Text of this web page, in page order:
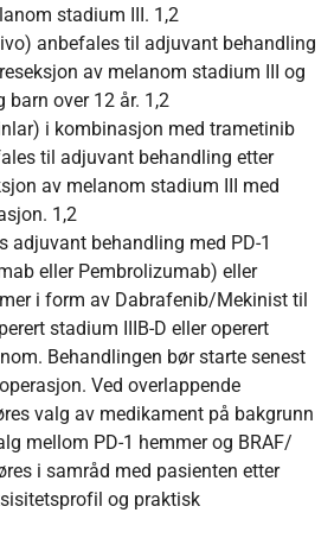
stadium III. 1,2
anbefales til adjuvant behandling
av melanom stadium III og
barn over 12 år. 1,2
i kombinasjon med trametinib
til adjuvant behandling etter
av melanom stadium III med
1,2
adjuvant behandling med PD-1
eller Pembrolizumab) eller
i form av Dabrafenib/Mekinist til
stadium IIIB-D eller operert
Behandlingen bør starte senest
Ved overlappende
valg av medikament på bakgrunn
mellom PD-1 hemmer og BRAF/
i samråd med pasienten etter
og praktisk